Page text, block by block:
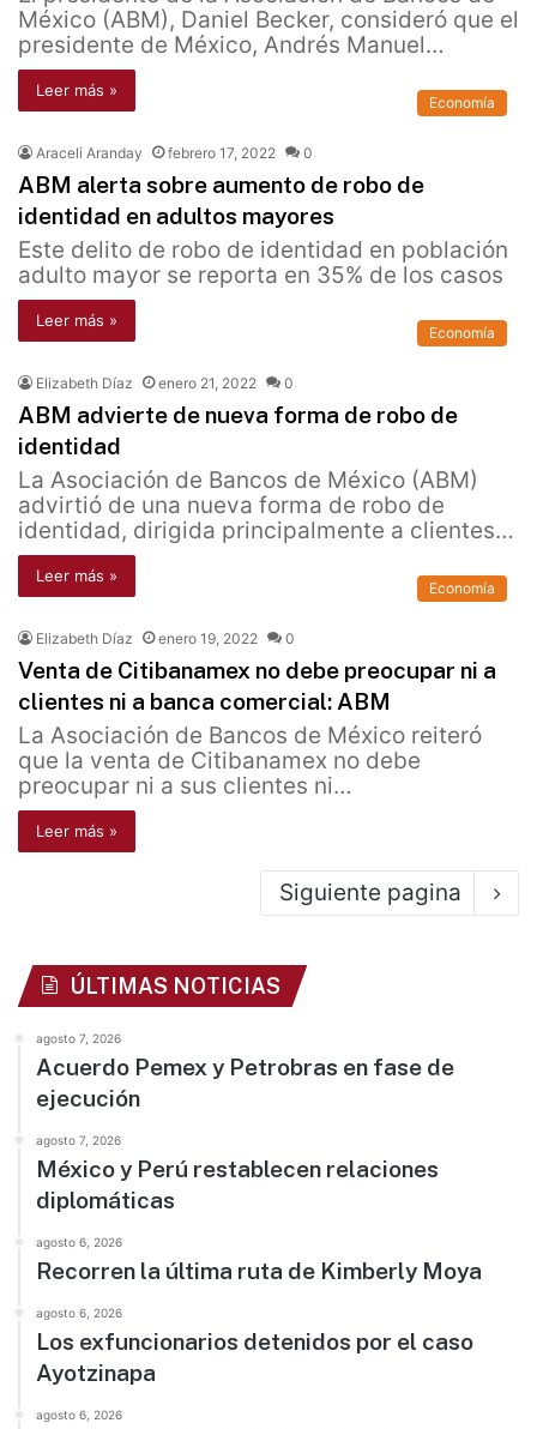
México (ABM), Daniel Becker, consideró que el
presidente de México, Andrés Manuel…
Leer más »
Economía
Araceli Aranday febrero 17, 2022 0
ABM alerta sobre aumento de robo de
identidad en adultos mayores
Este delito de robo de identidad en población
adulto mayor se reporta en 35% de los casos
Leer más »
Economía
Elizabeth Díaz enero 21, 2022 0
ABM advierte de nueva forma de robo de
identidad
La Asociación de Bancos de México (ABM)
advirtió de una nueva forma de robo de
identidad, dirigida principalmente a clientes…
Leer más »
Economía
Elizabeth Díaz enero 19, 2022 0
Venta de Citibanamex no debe preocupar ni a
clientes ni a banca comercial: ABM
La Asociación de Bancos de México reiteró
que la venta de Citibanamex no debe
preocupar ni a sus clientes ni…
Leer más »
Siguiente pagina
ÚLTIMAS NOTICIAS
agosto 7, 2026
Acuerdo Pemex y Petrobras en fase de
ejecución
agosto 7, 2026
México y Perú restablecen relaciones
diplomáticas
agosto 6, 2026
Recorren la última ruta de Kimberly Moya
agosto 6, 2026
Los exfuncionarios detenidos por el caso
Ayotzinapa
agosto 6, 2026